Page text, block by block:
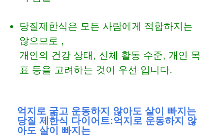
당질제한식은 모든 사람에게 적합하지는
않으므로 ,
개인의 건강 상태, 신체 활동 수준, 개인 목
표 등을 고려하는 것이 우선 입니다.
억지로 굶고 운동하지 않아도 살이 빠지는
당질 제한식 다이어트:억지로 운동하지 않
아도 살이 빠지는